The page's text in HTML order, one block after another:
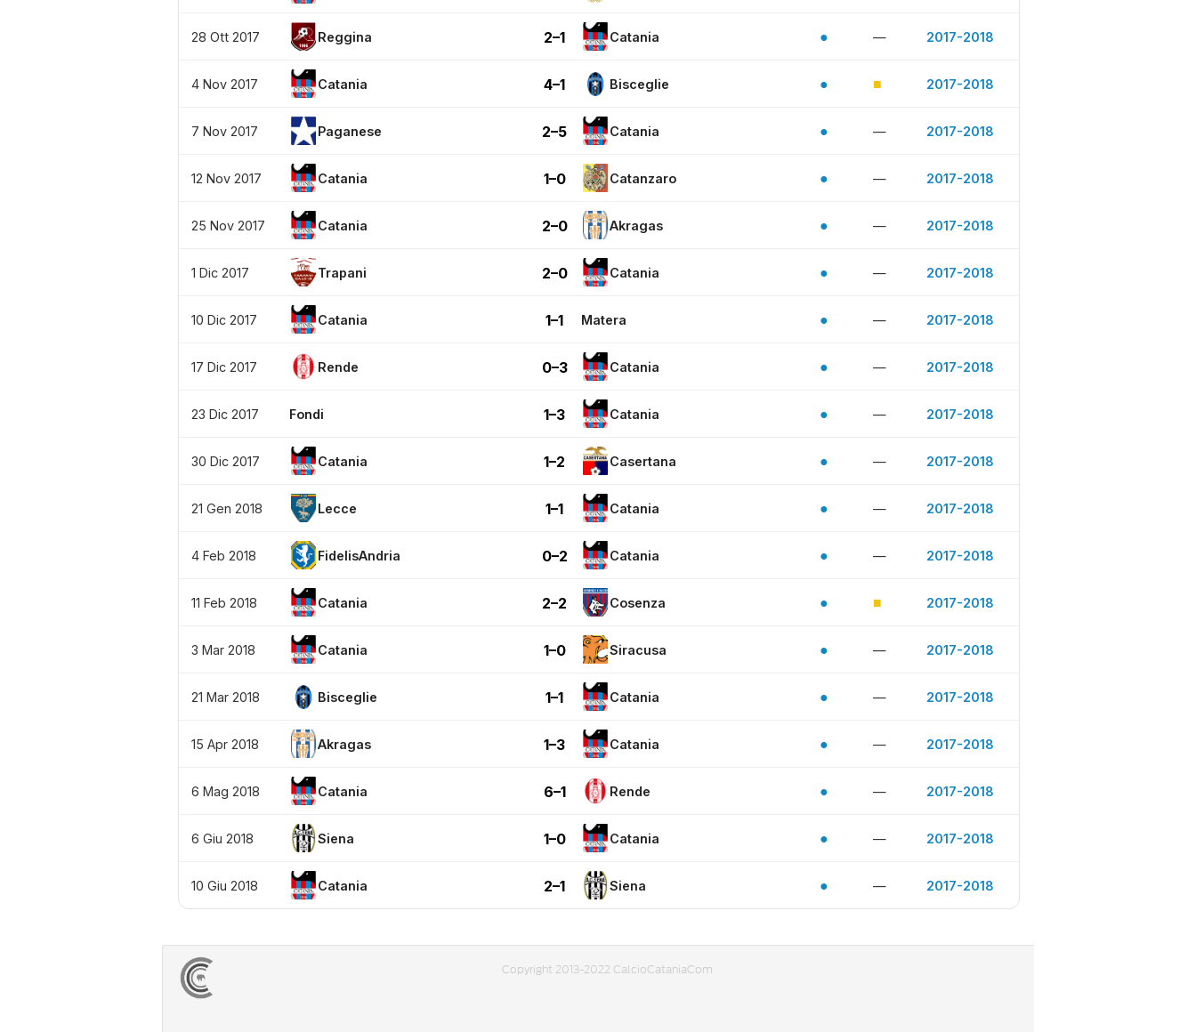
28 Ott 2017 Reggina 2–1 Catania ● — 2017-2018
4 Nov 2017 Catania 4–1 Bisceglie ● ■ 2017-2018
7 Nov 2017 Paganese 2–5 Catania ● — 2017-2018
12 Nov 2017 Catania 1–0 Catanzaro ● — 2017-2018
25 Nov 2017 Catania 2–0 Akragas ● — 2017-2018
1 Dic 2017 Trapani 2–0 Catania ● — 2017-2018
10 Dic 2017 Catania 1–1 Matera ● — 2017-2018
17 Dic 2017 Rende 0–3 Catania ● — 2017-2018
23 Dic 2017 Fondi 1–3 Catania ● — 2017-2018
30 Dic 2017 Catania 1–2 Casertana ● — 2017-2018
21 Gen 2018 Lecce 1–1 Catania ● — 2017-2018
4 Feb 2018 FidelisAndria 0–2 Catania ● — 2017-2018
11 Feb 2018 Catania 2–2 Cosenza ● ■ 2017-2018
3 Mar 2018 Catania 1–0 Siracusa ● — 2017-2018
21 Mar 2018 Bisceglie 1–1 Catania ● — 2017-2018
15 Apr 2018 Akragas 1–3 Catania ● — 2017-2018
6 Mag 2018 Catania 6–1 Rende ● — 2017-2018
6 Giu 2018 Siena 1–0 Catania ● — 2017-2018
10 Giu 2018 Catania 2–1 Siena ● — 2017-2018
Copyright 2013-2022 CalcioCataniaCom